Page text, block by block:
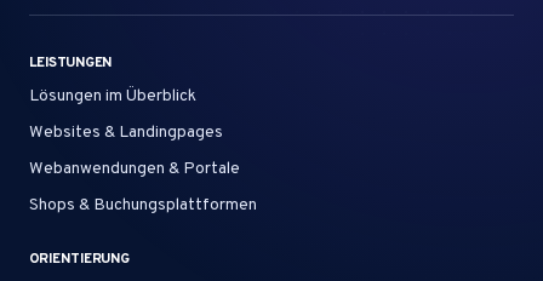
LEISTUNGEN
Lösungen im Überblick
Websites & Landingpages
Webanwendungen & Portale
Shops & Buchungsplattformen
ORIENTIERUNG